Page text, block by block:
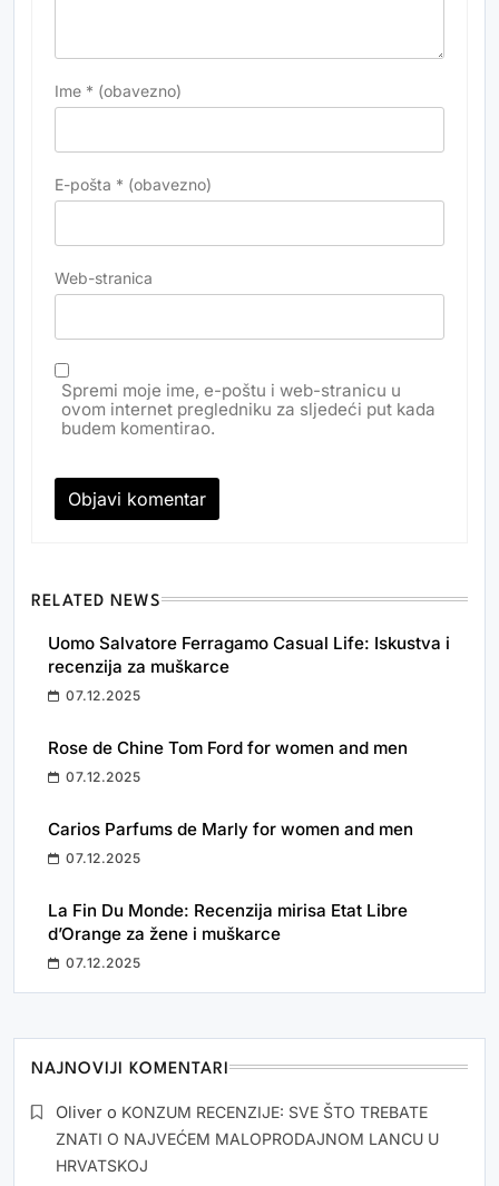
Ime * (obavezno)
E-pošta * (obavezno)
Web-stranica
Spremi moje ime, e-poštu i web-stranicu u
ovom internet pregledniku za sljedeći put kada
budem komentirao.
RELATED NEWS
Uomo Salvatore Ferragamo Casual Life: Iskustva i
recenzija za muškarce
07.12.2025
Rose de Chine Tom Ford for women and men
07.12.2025
Carios Parfums de Marly for women and men
07.12.2025
La Fin Du Monde: Recenzija mirisa Etat Libre
d’Orange za žene i muškarce
07.12.2025
NAJNOVIJI KOMENTARI
Oliver o KONZUM RECENZIJE: SVE ŠTO TREBATE
ZNATI O NAJVEĆEM MALOPRODAJNOM LANCU U
HRVATSKOJ